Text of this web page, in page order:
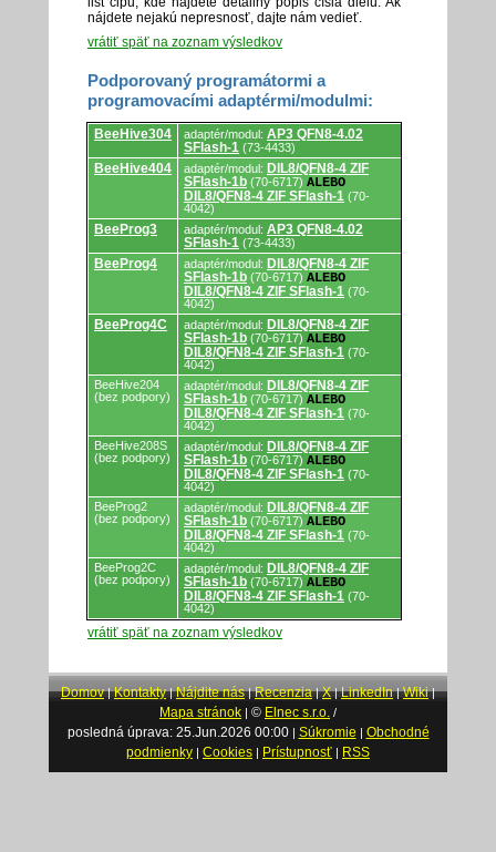
nájdete nejakú nepresnosť, dajte nám vedieť.
vrátiť späť na zoznam výsledkov
Podporovaný programátormi a
programovacími adaptérmi/modulmi:
Podporovaný
programátormi
a
programovacími
adaptérmi/modulmi.
BeeHive304 adaptér/modul: AP3 QFN8-4.02
SFlash-1 (73-4433)
BeeHive404 adaptér/modul: DIL8/QFN8-4 ZIF
SFlash-1b (70-6717) ALEBO
DIL8/QFN8-4 ZIF SFlash-1 (70-
4042)
BeeProg3 adaptér/modul: AP3 QFN8-4.02
SFlash-1 (73-4433)
BeeProg4 adaptér/modul: DIL8/QFN8-4 ZIF
SFlash-1b (70-6717) ALEBO
DIL8/QFN8-4 ZIF SFlash-1 (70-
4042)
BeeProg4C adaptér/modul: DIL8/QFN8-4 ZIF
SFlash-1b (70-6717) ALEBO
DIL8/QFN8-4 ZIF SFlash-1 (70-
4042)
BeeHive204
(bez podpory)
adaptér/modul: DIL8/QFN8-4 ZIF
SFlash-1b (70-6717) ALEBO
DIL8/QFN8-4 ZIF SFlash-1 (70-
4042)
BeeHive208S
(bez podpory)
adaptér/modul: DIL8/QFN8-4 ZIF
SFlash-1b (70-6717) ALEBO
DIL8/QFN8-4 ZIF SFlash-1 (70-
4042)
BeeProg2
(bez podpory)
adaptér/modul: DIL8/QFN8-4 ZIF
SFlash-1b (70-6717) ALEBO
DIL8/QFN8-4 ZIF SFlash-1 (70-
4042)
BeeProg2C
(bez podpory)
adaptér/modul: DIL8/QFN8-4 ZIF
SFlash-1b (70-6717) ALEBO
DIL8/QFN8-4 ZIF SFlash-1 (70-
4042)
vrátiť späť na zoznam výsledkov
Domov|Kontakty|Nájdite nás|Recenzia|X|LinkedIn|Wiki|
Mapa stránok | © Elnec s.r.o. /
posledná úprava: 25.Jun.2026 00:00| Súkromie | Obchodné
podmienky | Cookies | Prístupnosť | RSS